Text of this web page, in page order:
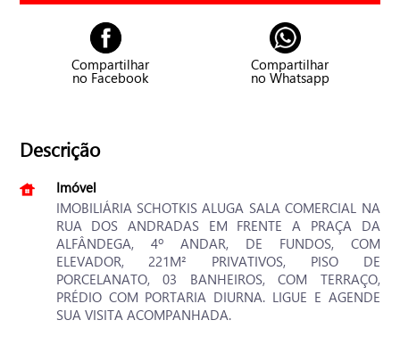
Compartilhar
no Facebook
Compartilhar
no Whatsapp
Descrição
Imóvel
IMOBILIÁRIA SCHOTKIS ALUGA SALA COMERCIAL NA
RUA DOS ANDRADAS EM FRENTE A PRAÇA DA
ALFÂNDEGA, 4º ANDAR, DE FUNDOS, COM
ELEVADOR, 221M² PRIVATIVOS, PISO DE
PORCELANATO, 03 BANHEIROS, COM TERRAÇO,
PRÉDIO COM PORTARIA DIURNA. LIGUE E AGENDE
SUA VISITA ACOMPANHADA.